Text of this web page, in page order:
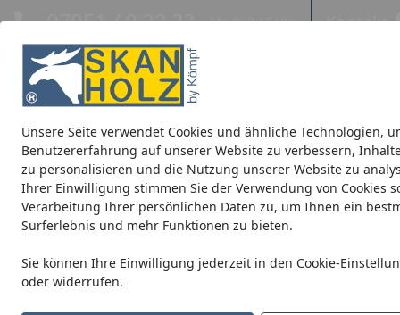
Unsere Seite verwendet Cookies und ähnliche Technologien,
Benutzererfahrung auf unserer Website zu verbessern,
zu personalisieren und die Nutzung unserer Website zu
Ihrer Einwilligung stimmen Sie der Verwendung von Cookies
Verarbeitung Ihrer persönlichen Daten zu, um Ihnen ein
Surferlebnis und mehr Funktionen zu bieten.
Sie können Ihre Einwilligung jederzeit in den Cookie-
oder widerrufen.
Eigene Montage-Teams
07051 / 9 22 22 Mo-Fr. 8-16 Uhr Kontakt
Blockbohlenhäuser CrossCube Pavillons
Startseite
Kunststoff Dachrinnenset 492B für Pavillons